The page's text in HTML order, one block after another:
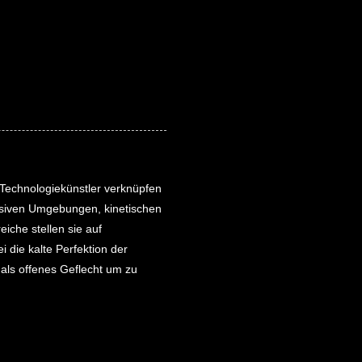
verknüpfen
Umgebungen, kinetischen
stellen sie auf
die kalte Perfektion der
offenes Geflecht um zu